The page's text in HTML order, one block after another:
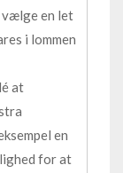
en let
i lommen
at
en
for at